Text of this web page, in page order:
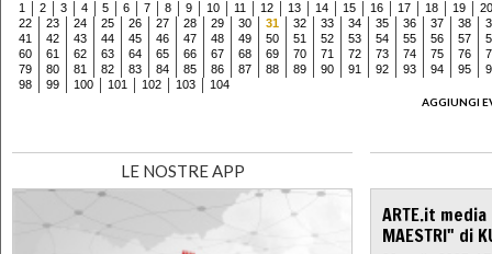
1 2 3 4 5 6 7 8 9 10 11 12 13 14 15 16 17 18 19
20
22
23 24 25 26 27 28 29 30 31 32 33 34 35 36 37 38
41
42 43 44 45 46 47 48 49 50 51 52 53 54 55 56 57
60
61 62 63 64 65 66 67 68 69 70 71 72 73 74 75 76
79
80 81 82 83 84 85 86 87 88 89 90 91 92 93 94 95
98
99 100 101 102 103
104
AGGIUNGI
LE NOSTRE APP
ARTE.it
MAESTRI" di